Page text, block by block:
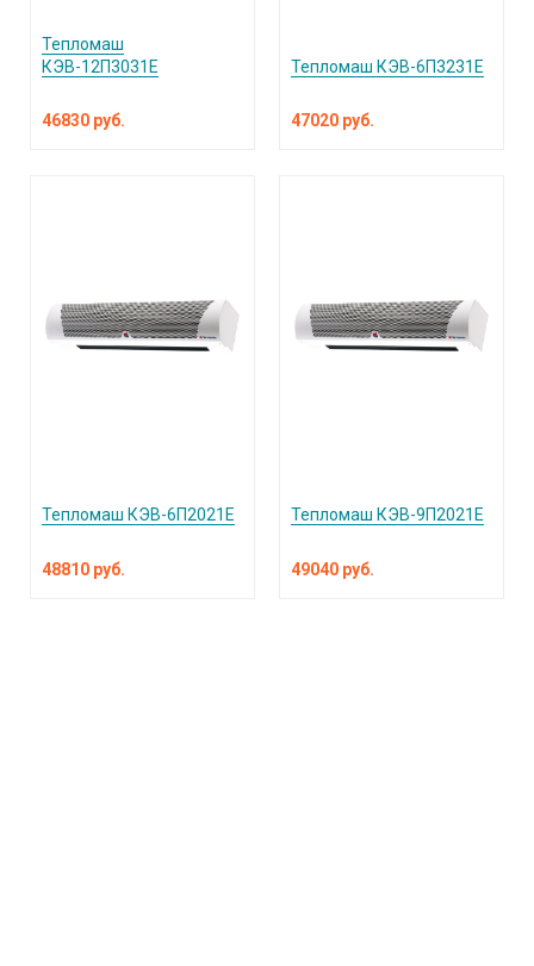
Тепломаш
КЭВ-12П3031Е
46830 руб.
Тепломаш КЭВ-6П3231Е
47020 руб.
Тепломаш КЭВ-6П2021Е
48810 руб.
Тепломаш КЭВ-9П2021Е
49040 руб.